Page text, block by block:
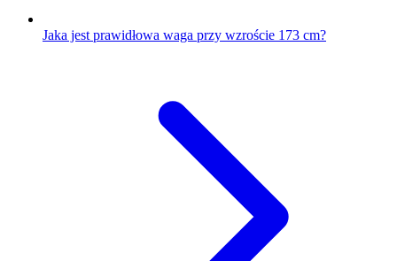
Jaka jest prawidłowa waga przy wzroście 173 cm?